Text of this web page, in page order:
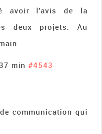
avoir l’avis de la
deux projets. Au
min #4543
communication qui